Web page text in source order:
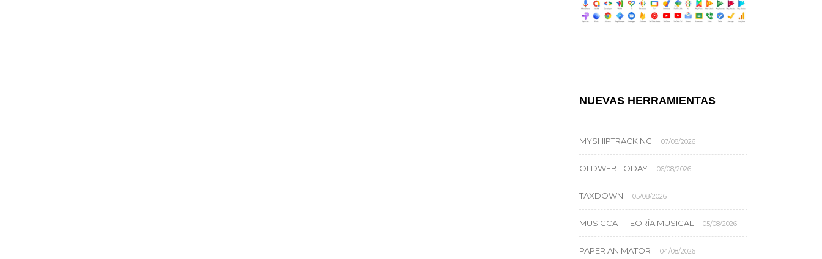
NUEVAS HERRAMIENTAS
MYSHIPTRACKING 07/08/2026
OLDWEB.TODAY 06/08/2026
TAXDOWN 05/08/2026
MUSICCA – TEORÍA MUSICAL 05/08/2026
PAPER ANIMATOR 04/08/2026